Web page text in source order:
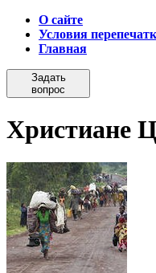
О сайте
Условия
Главная
Задать
вопрос
Христиане